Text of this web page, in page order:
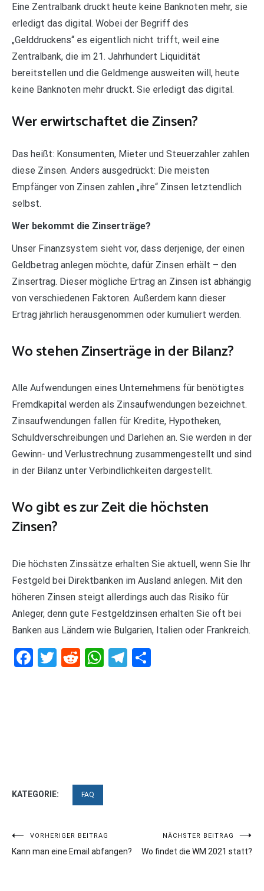
Eine Zentralbank druckt heute keine Banknoten mehr, sie
erledigt das digital. Wobei der Begriff des
„Gelddruckens“ es eigentlich nicht trifft, weil eine
Zentralbank, die im 21. Jahrhundert Liquidität
bereitstellen und die Geldmenge ausweiten will, heute
keine Banknoten mehr druckt. Sie erledigt das digital.
Wer erwirtschaftet die Zinsen?
Das heißt: Konsumenten, Mieter und Steuerzahler zahlen
diese Zinsen. Anders ausgedrückt: Die meisten
Empfänger von Zinsen zahlen „ihre“ Zinsen letztendlich
selbst.
Wer bekommt die Zinserträge?
Unser Finanzsystem sieht vor, dass derjenige, der einen
Geldbetrag anlegen möchte, dafür Zinsen erhält – den
Zinsertrag. Dieser mögliche Ertrag an Zinsen ist abhängig
von verschiedenen Faktoren. Außerdem kann dieser
Ertrag jährlich herausgenommen oder kumuliert werden.
Wo stehen Zinserträge in der Bilanz?
Alle Aufwendungen eines Unternehmens für benötigtes
Fremdkapital werden als Zinsaufwendungen bezeichnet.
Zinsaufwendungen fallen für Kredite, Hypotheken,
Schuldverschreibungen und Darlehen an. Sie werden in der
Gewinn- und Verlustrechnung zusammengestellt und sind
in der Bilanz unter Verbindlichkeiten dargestellt.
Wo gibt es zur Zeit die höchsten
Zinsen?
Die höchsten Zinssätze erhalten Sie aktuell, wenn Sie Ihr
Festgeld bei Direktbanken im Ausland anlegen. Mit den
höheren Zinsen steigt allerdings auch das Risiko für
Anleger, denn gute Festgeldzinsen erhalten Sie oft bei
Banken aus Ländern wie Bulgarien, Italien oder Frankreich.
Facebook
Twitter
RedditWhatsApp
Telegram
KATEGORIE: FAQ
Beitragsnavigation
VORHERIGER BEITRAG
Kann man eine Email abfangen?
NÄCHSTER BEITRAG
Wo findet die WM 2021 statt?